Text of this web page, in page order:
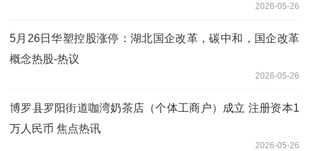
2026-05-26
5月26日华塑控股涨停：湖北国企改革，碳中和，国企改革
概念热股-热议
2026-05-26
博罗县罗阳街道咖湾奶茶店（个体工商户）成立 注册资本1
万人民币 焦点热讯
2026-05-26